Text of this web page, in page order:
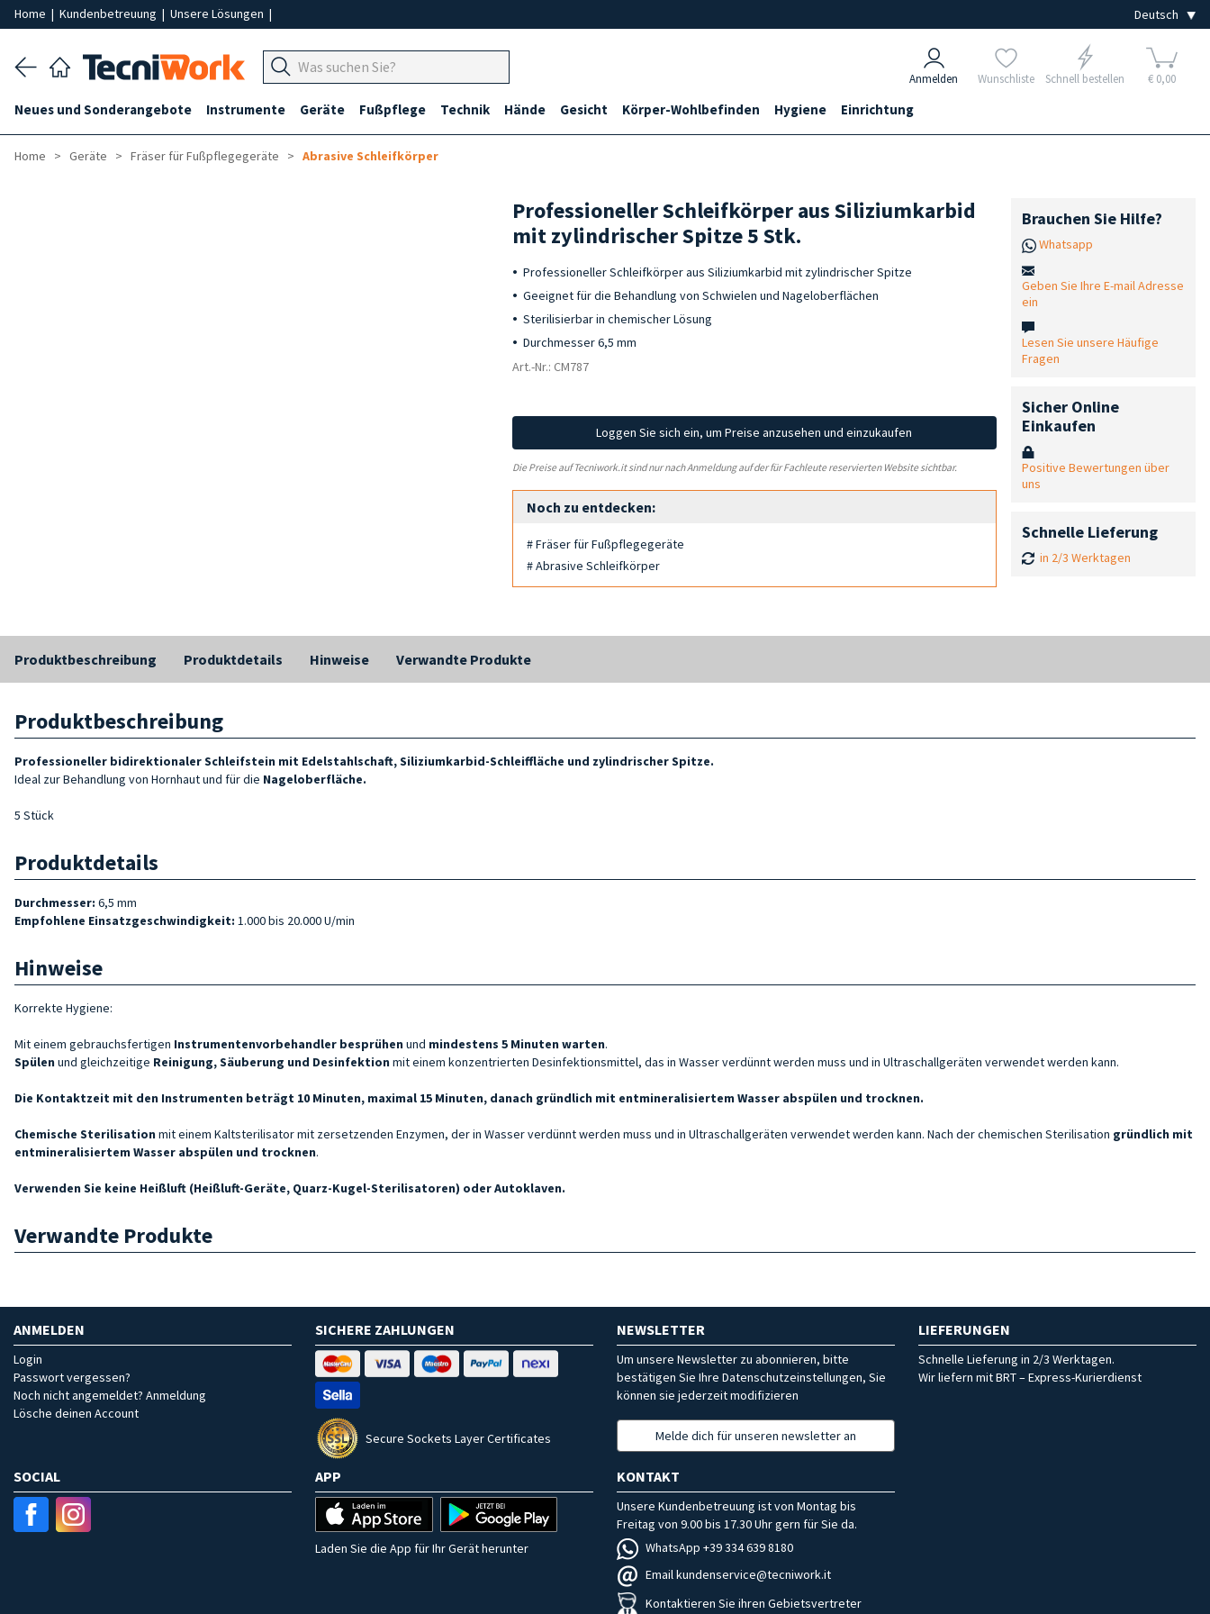
Home | Kundenbetreuung | Unsere Lösungen |
Anmelden Wunschliste Schnell bestellen € 0,00
Neues und Sonderangebote Instrumente Geräte Fußpflege Technik Hände Gesicht Körper-Wohlbefinden Hygiene Einrichtung
Home Geräte Fräser für Fußpflegegeräte Abrasive Schleifkörper
Professioneller Schleifkörper aus Siliziumkarbid
mit zylindrischer Spitze 5 Stk.
Professioneller Schleifkörper aus Siliziumkarbid mit zylindrischer Spitze
Geeignet für die Behandlung von Schwielen und Nageloberflächen
Sterilisierbar in chemischer Lösung
Durchmesser 6,5 mm
Art.-Nr.: CM787
Loggen Sie sich ein, um Preise anzusehen und einzukaufen
Die Preise auf Tecniwork.it sind nur nach Anmeldung auf der für Fachleute reservierten Website sichtbar.
Noch zu entdecken:
# Fräser für Fußpflegegeräte
# Abrasive Schleifkörper
Brauchen Sie Hilfe?
Whatsapp
Geben Sie Ihre E-mail Adresse
ein
Lesen Sie unsere Häufige
Fragen
Sicher Online
Einkaufen
Positive Bewertungen über
uns
Schnelle Lieferung
in 2/3 Werktagen
Produktbeschreibung Produktdetails Hinweise Verwandte Produkte
Produktbeschreibung
Professioneller bidirektionaler Schleifstein mit Edelstahlschaft,Siliziumkarbid-Schleiffläche und zylindrischer Spitze.
Ideal zur Behandlung von Hornhaut und für die Nageloberfläche.
5 Stück
Produktdetails
Durchmesser: 6,5 mm
Empfohlene Einsatzgeschwindigkeit: 1.000 bis 20.000 U/min
Hinweise
Korrekte Hygiene:
Mit einem gebrauchsfertigen Instrumentenvorbehandler besprühen und mindestens 5 Minuten warten.
Spülen und gleichzeitige Reinigung, Säuberung und Desinfektion mit einem konzentrierten Desinfektionsmittel, das in Wasser verdünnt werden muss und in Ultraschallgeräten verwendet werden kann.
Die Kontaktzeit mit den Instrumenten beträgt 10 Minuten, maximal 15 Minuten, danach gründlich mit entmineralisiertem Wasser abspülen und trocknen.
Chemische Sterilisation mit einem Kaltsterilisator mit zersetzenden Enzymen, der in Wasser verdünnt werden muss und in Ultraschallgeräten verwendet werden kann. Nach der chemischen Sterilisation gründlich mit
entmineralisiertem Wasser abspülen und trocknen.
Verwenden Sie keine Heißluft (Heißluft-Geräte, Quarz-Kugel-Sterilisatoren) oder Autoklaven.
Verwandte Produkte
ANMELDEN
Login
Passwort vergessen?
Noch nicht angemeldet? Anmeldung
Lösche deinen Account
SICHERE ZAHLUNGEN
Secure Sockets Layer Certificates
NEWSLETTER
Um unsere Newsletter zu abonnieren, bitte
bestätigen Sie Ihre Datenschutzeinstellungen, Sie
können sie jederzeit modifizieren
Melde dich für unseren newsletter an
LIEFERUNGEN
Schnelle Lieferung in 2/3 Werktagen.
Wir liefern mit BRT – Express-Kurierdienst
SOCIAL APP
Laden Sie die App für Ihr Gerät herunter
KONTAKT
Unsere Kundenbetreuung ist von Montag bis
Freitag von 9.00 bis 17.30 Uhr gern für Sie da.
WhatsApp +39 334 639 8180
Email kundenservice@tecniwork.it
Kontaktieren Sie ihren Gebietsvertreter